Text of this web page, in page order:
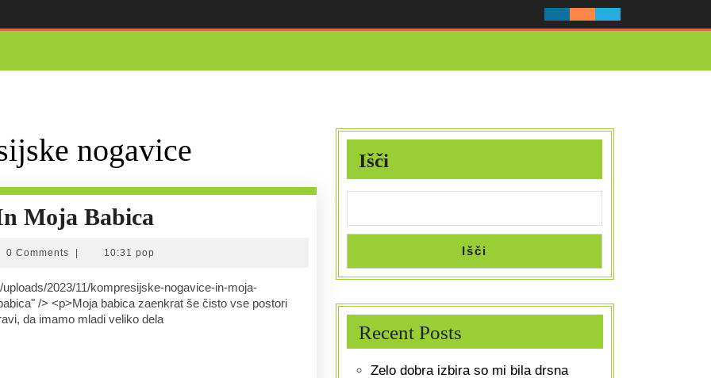
nogavice
Moja Babica
Moja
Babica
0 Comments 10:31 pop
/> <p>Moja babica zaenkrat še čisto vse postori
da imamo mladi veliko dela
Išči
Išči
Recent Posts
Zelo dobra izbira so mi bila drsna